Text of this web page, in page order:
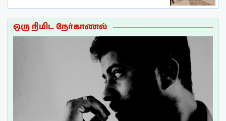
ஒரு நிமிட நேர்காணல்